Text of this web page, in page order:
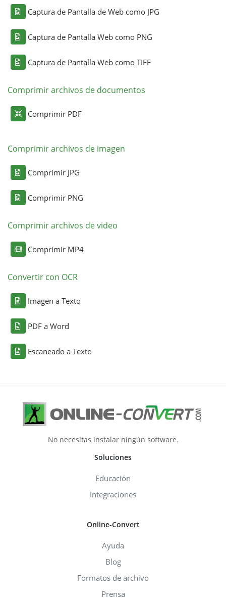
Captura de Pantalla de Web como JPG
Captura de Pantalla Web como PNG
Captura de Pantalla Web como TIFF
Comprimir archivos de documentos
Comprimir PDF
Comprimir archivos de imagen
Comprimir JPG
Comprimir PNG
Comprimir archivos de video
Comprimir MP4
Convertir con OCR
Imagen a Texto
PDF a Word
Escaneado a Texto
No necesitas instalar ningún software.
Soluciones
Educación
Integraciones
Online-Convert
Ayuda
Blog
Formatos de archivo
Prensa